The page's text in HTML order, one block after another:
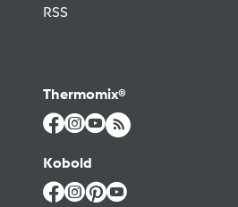
RSS
Thermomix®
Kobold